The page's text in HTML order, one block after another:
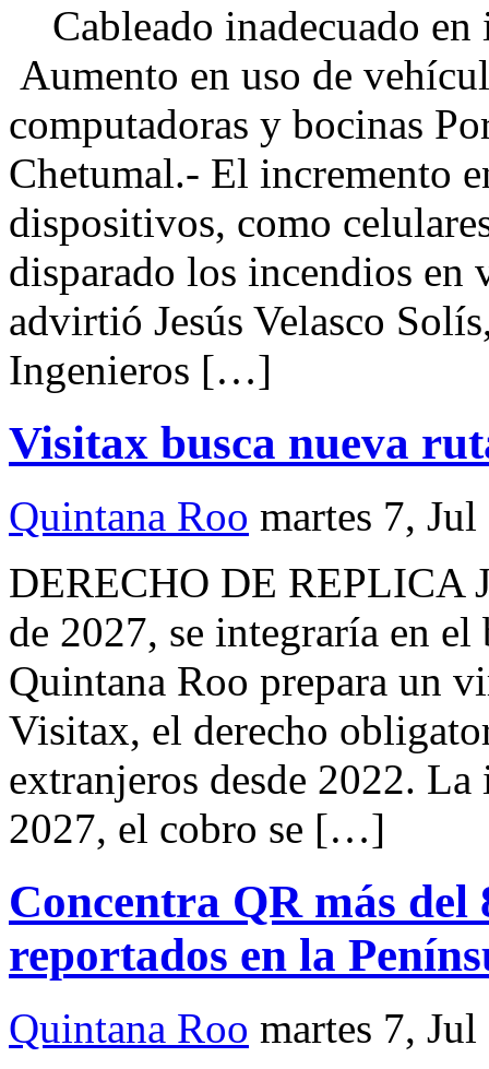
Cableado inadecuado en
Aumento en uso de
computadoras y bocinas
Chetumal.- El incremento
dispositivos, como
disparado los incendios en
advirtió Jesús Velasco
Ingenieros […]
Visitax busca nueva
Quintana Roo martes 7,
DERECHO DE REPLICA
de 2027, se integraría en
Quintana Roo prepara un
Visitax, el derecho
extranjeros desde 2022.
2027, el cobro se […]
Concentra QR más del
reportados en la
Quintana Roo martes 7,